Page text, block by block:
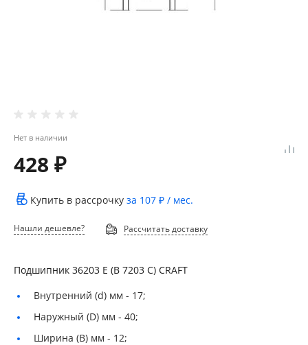
Нет в наличии
428 ₽
Купить в рассрочку за 107 ₽ / мес.
Нашли дешевле? Рассчитать доставку
Подшипник 36203 E (В 7203 С) CRAFT
Внутренний (d) мм - 17;
Наружный (D) мм - 40;
Ширина (B) мм - 12;